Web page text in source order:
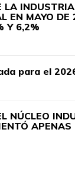
LA
EN MAYO DE
Y 6,2%
para el
NÚCLEO
APENAS